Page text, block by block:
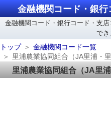
金融機関コード・銀
金融機関コード・銀行コード・支
でき
トップ
金融機関コード一覧
里浦農業協同組合（JA里浦・
里浦農業協同組合（JA里